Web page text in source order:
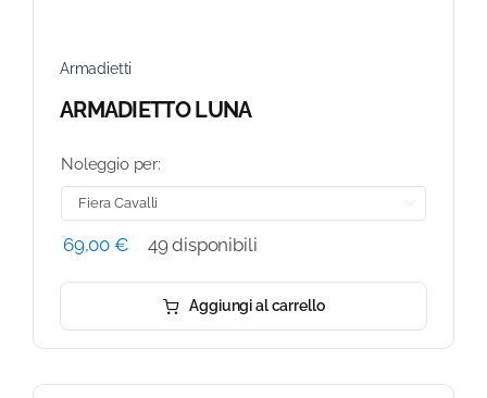
Armadietti
ARMADIETTO LUNA
Noleggio per:
69,00 € 49 disponibili
Aggiungi al carrello